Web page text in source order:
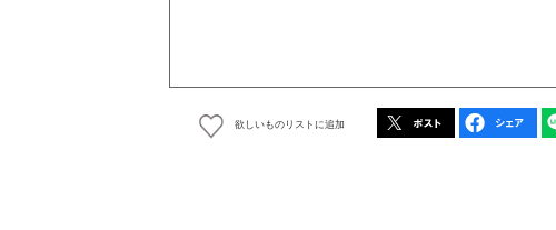
欲しいものリストに追加